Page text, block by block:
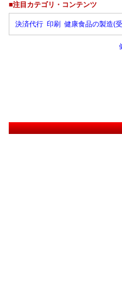
■注目カテゴリ・コンテンツ
決済代行 印刷 健康食品の製造(